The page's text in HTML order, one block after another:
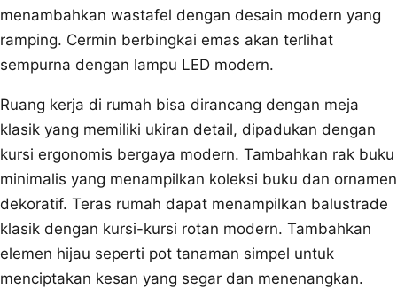
menambahkan wastafel dengan desain modern yang
ramping. Cermin berbingkai emas akan terlihat
sempurna dengan lampu LED modern.
Ruang kerja di rumah bisa dirancang dengan meja
klasik yang memiliki ukiran detail, dipadukan dengan
kursi ergonomis bergaya modern. Tambahkan rak buku
minimalis yang menampilkan koleksi buku dan ornamen
dekoratif. Teras rumah dapat menampilkan balustrade
klasik dengan kursi-kursi rotan modern. Tambahkan
elemen hijau seperti pot tanaman simpel untuk
menciptakan kesan yang segar dan menenangkan.